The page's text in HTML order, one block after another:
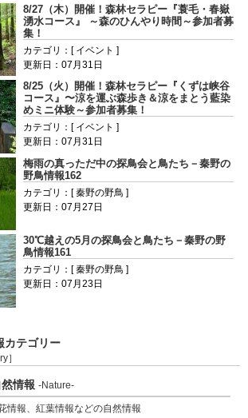
8/27（木）開催！森林セラピー『蓑毛・春嶽
湧水コース』 ～森のひんやり時間～参加者募
集！
カテゴリ：[ イベント ]
更新日：07月31日
8/25（火）開催！森林セラピー『くずは峡谷
コース』〜涼を運ぶ森歩き＆涼をまとう藍染
めミニ体験～参加者募集！
カテゴリ：[ イベント ]
更新日：07月31日
梅雨の真っただ中の探鳥会と鳥たち－秦野の
野鳥情報162
カテゴリ：[ 秦野の野鳥 ]
更新日：07月27日
30℃越えの5月の探鳥会と鳥たち－秦野の野
鳥情報161
カテゴリ：[ 秦野の野鳥 ]
更新日：07月23日
カテゴリー
］
然情報 -Nature-
情報、紅葉情報などの自然情報